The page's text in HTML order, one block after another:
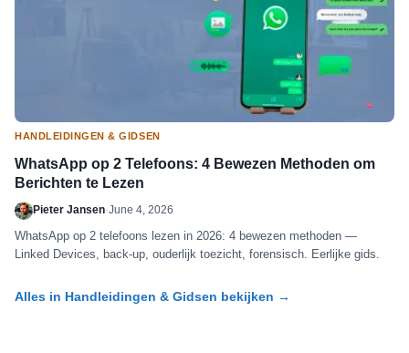
HANDLEIDINGEN & GIDSEN
WhatsApp op 2 Telefoons: 4 Bewezen Methoden om
Berichten te Lezen
Pieter Jansen·June 4, 2026
WhatsApp op 2 telefoons lezen in 2026: 4 bewezen methoden —
Linked Devices, back-up, ouderlijk toezicht, forensisch. Eerlijke gids.
Alles in Handleidingen & Gidsen bekijken →